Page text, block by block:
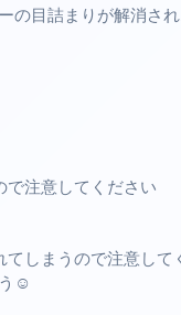
の目詰まりが解消さ
注意してください
しまうので注意して
☺️